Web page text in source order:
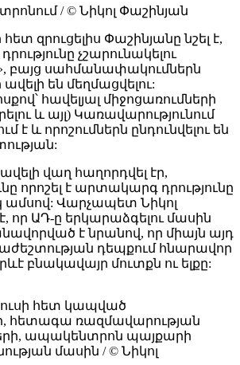
/ © Նիկոլ Փաշինյան
զրուցելիս Փաշինյանը նշել է,
չշարունակելու
բայց սահմանափակումներն
են մեղմացվելու:
հավելյալ միջոցառումների
և այլ) Կառավարությունում
է և որոշումներն ընդունվելու են
վաղ հաղորդվել էր,
որոշել է արտակարգ դրությունը
ամսով: Վարչապետ Նիկոլ
որ ԱԴ-ը երկարաձգելու մասին
է նրանով, որ միայն այդ
դեպքում հնարավոր
բնակավայր մուտքն ու ելքը:
հետ կապված
հետագա ռազմավարության
ապակենտրոն պայքարի
մասին / © Նիկոլ